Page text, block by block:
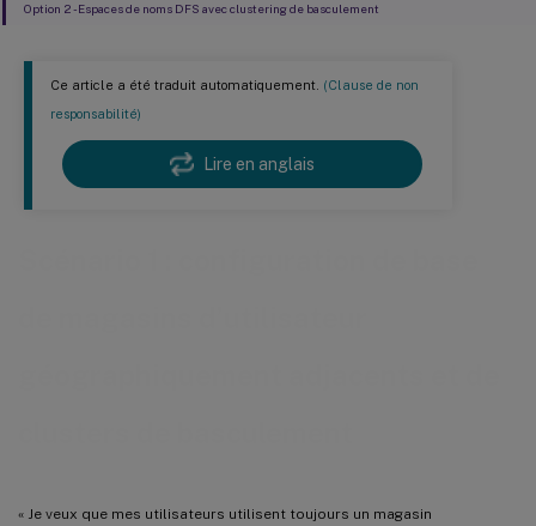
Ce article a été traduit automatiquement. (Clause de non
responsabilité)
Lire en anglais
« Je veux que mes utilisateurs utilisent toujours un magasin
Option 2 - Espaces de noms DFS avec clustering de basculement